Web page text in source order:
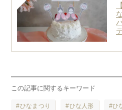
この記事に関するキーワード
ひなまつり ひな人形 ひ